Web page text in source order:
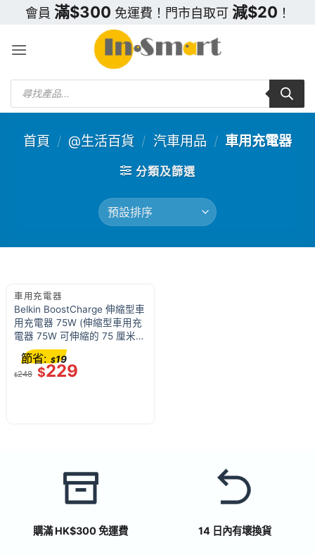
content
會員 滿$300 免運費！門市自取可 減$20 ！
Products
search
首頁 / @生活百貨 / 汽車用品 / 車用充電器
分類及篩選
車用充電器
Belkin BoostCharge 伸縮型車
用充電器 75W (伸縮型車用充
電器 75W 可伸縮的 75 厘米連
接線)
$248 $229
節省: $19
購滿 HK$300 免運費 14 日內有壞換貨